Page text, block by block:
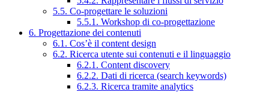
5.5. Co-progettare le soluzioni
5.5.1. Workshop di co-progettazione
6. Progettazione dei contenuti
6.1. Cos’è il content design
6.2. Ricerca utente sui contenuti e il linguaggio
6.2.1. Content discovery
6.2.2. Dati di ricerca (search keywords)
6.2.3. Ricerca tramite analytics